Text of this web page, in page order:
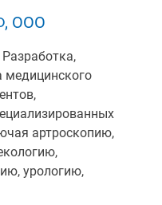
ООО
Разработка,
медицинского
артроскопию,
урологию,